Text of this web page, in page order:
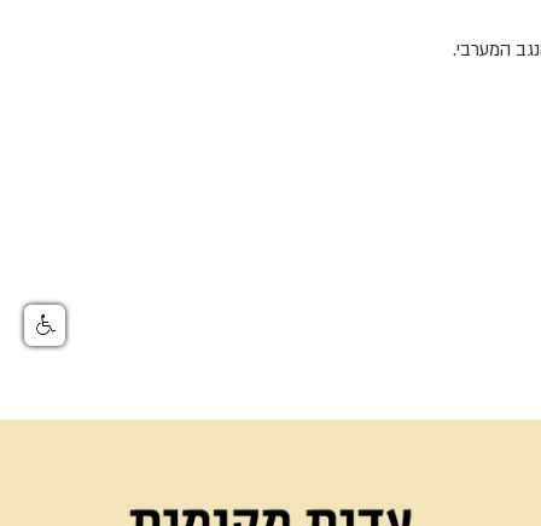
המערבי.